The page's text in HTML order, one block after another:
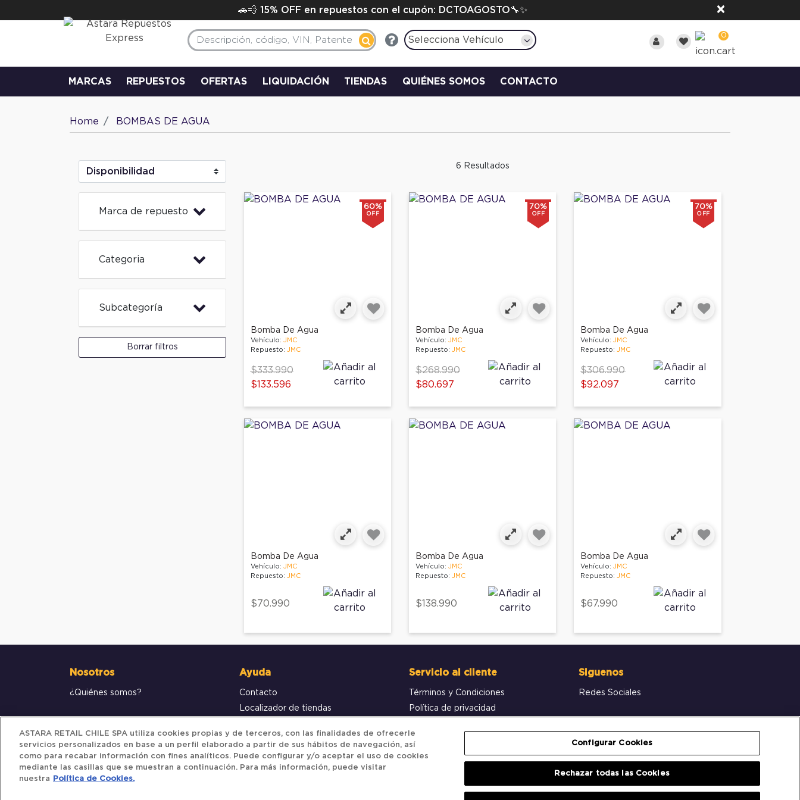
🚗💨 15% OFF en repuestos con el cupón: DCTOAGOSTO🔧✨ ×
Selecciona Vehículo 0
MARCAS REPUESTOS OFERTAS LIQUIDACIÓN TIENDAS QUIÉNES SOMOS CONTACTO
Home BOMBAS DE AGUA
6 Resultados
Marca de repuesto
Categoria
Subcategoría
Borrar filtros
60%
OFF
Bomba De Agua
Vehículo: JMC
Repuesto: JMC
Price reduced from
$333.990to
$133.596
70%
OFF
Bomba De Agua
Vehículo: JMC
Repuesto: JMC
Price reduced from
$268.990to
$80.697
70%
OFF
Bomba De Agua
Vehículo:JMC
Repuesto:JMC
Price reduced from
$306.990to
$92.097
Bomba De Agua
Vehículo: JMC
Repuesto: JMC
$70.990
Bomba De Agua
Vehículo: JMC
Repuesto: JMC
$138.990
Bomba De Agua
Vehículo:JMC
Repuesto:JMC
$67.990
Nosotros
¿Quiénes somos?
Ayuda
Contacto
Localizador de tiendas
Servicio al cliente
Términos y Condiciones
Política de privacidad
Siguenos
Redes Sociales
ASTARA RETAIL CHILE SPA utiliza cookies propias y de terceros, con las finalidades de ofrecerle
servicios personalizados en base a un perfil elaborado a partir de sus hábitos de navegación, así
como para recabar información con fines analíticos. Puede configurar y/o aceptar el uso de cookies
mediante las casillas que se muestran a continuación. Para más información, puede visitar
nuestra
Política de Cookies.
Configurar Cookies
Rechazar todas las Cookies